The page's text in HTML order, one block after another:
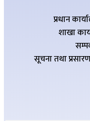
प्रधान
शाखा
सूचना तथा